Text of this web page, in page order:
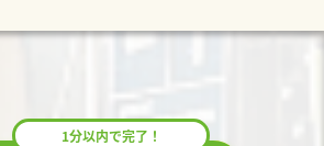
1分以内で完了！